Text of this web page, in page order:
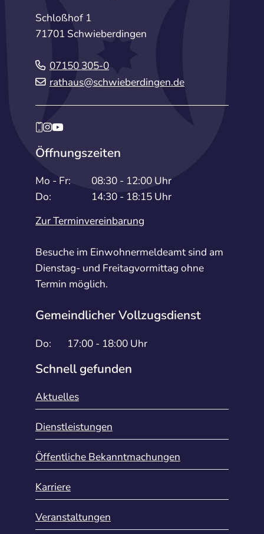
Schloßhof 1
71701 Schwieberdingen
07150 305-0
rathaus@schwieberdingen.de
Öffnungszeiten
Mo - Fr:
08:30 - 12:00 Uhr
Do:
14:30 - 18:15 Uhr
Zur Terminvereinbarung
Besuche im Einwohnermeldeamt sind am
Dienstag- und Freitagvormittag ohne
Termin möglich.
Gemeindlicher Vollzugsdienst
Do: 17:00 - 18:00 Uhr
Schnell gefunden
Aktuelles
Dienstleistungen
Öffentliche Bekanntmachungen
Karriere
Veranstaltungen